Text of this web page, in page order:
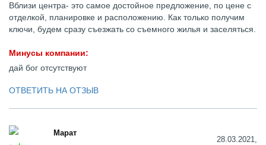
Вблизи центра- это самое достойное предложение, по цене с
отделкой, планировке и расположению. Как только получим
ключи, будем сразу съезжать со съемного жилья и заселяться.
Минусы компании:
дай бог отсутствуют
ОТВЕТИТЬ НА ОТЗЫВ
Марат
28.03.2021,